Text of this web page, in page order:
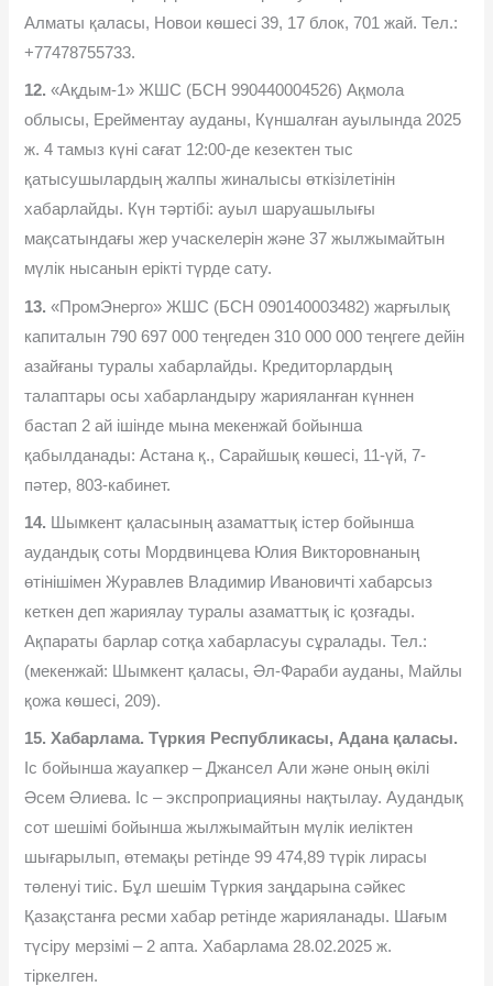
Алматы қаласы, Новои көшесі 39, 17 блок, 701 жай. Тел.:
+77478755733.
12. «Ақдым-1» ЖШС (БСН 990440004526) Ақмола
облысы, Ерейментау ауданы, Күншалған ауылында 2025
ж. 4 тамыз күні сағат 12:00-де кезектен тыс
қатысушылардың жалпы жиналысы өткізілетінін
хабарлайды. Күн тәртібі: ауыл шаруашылығы
мақсатындағы жер учаскелерін және 37 жылжымайтын
мүлік нысанын ерікті түрде сату.
13. «ПромЭнерго» ЖШС (БСН 090140003482) жарғылық
капиталын 790 697 000 теңгеден 310 000 000 теңгеге дейін
азайғаны туралы хабарлайды. Кредиторлардың
талаптары осы хабарландыру жарияланған күннен
бастап 2 ай ішінде мына мекенжай бойынша
қабылданады: Астана қ., Сарайшық көшесі, 11-үй, 7-
пəтер, 803-кабинет.
14. Шымкент қаласының азаматтық істер бойынша
аудандық соты Мордвинцева Юлия Викторовнаның
өтінішімен Журавлев Владимир Ивановичті хабарсыз
кеткен деп жариялау туралы азаматтық іс қозғады.
Ақпараты барлар сотқа хабарласуы сұралады. Тел.:
(мекенжай: Шымкент қаласы, Әл-Фараби ауданы, Майлы
қожа көшесі, 209).
15. Хабарлама. Түркия Республикасы, Адана қаласы.
Іс бойынша жауапкер – Джансел Али және оның өкілі
Әсем Әлиева. Іс – экспроприацияны нақтылау. Аудандық
сот шешімі бойынша жылжымайтын мүлік иеліктен
шығарылып, өтемақы ретінде 99 474,89 түрік лирасы
төленуі тиіс. Бұл шешім Түркия заңдарына сәйкес
Қазақстанға ресми хабар ретінде жарияланады. Шағым
түсіру мерзімі – 2 апта. Хабарлама 28.02.2025 ж.
тіркелген.